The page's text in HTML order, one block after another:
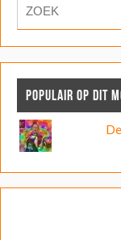
POPULAIR OP DIT